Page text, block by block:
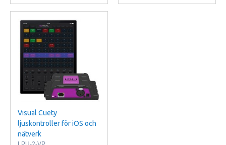
Visual Cuety
ljuskontroller för iOS och
nätverk